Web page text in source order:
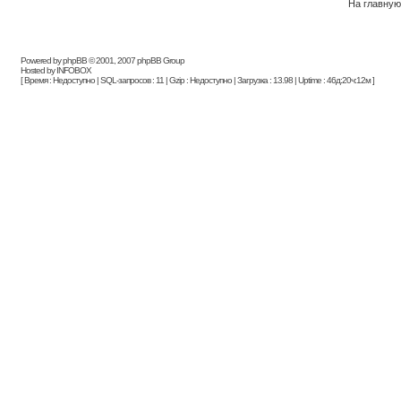
На главную
Powered by phpBB © 2001, 2007 phpBB Group
Hosted by INFOBOX
[ Время : Недоступно | SQL-запросов : 11 | Gzip : Недоступно | Загрузка : 13.98 | Uptime : 46д:20ч:12м ]